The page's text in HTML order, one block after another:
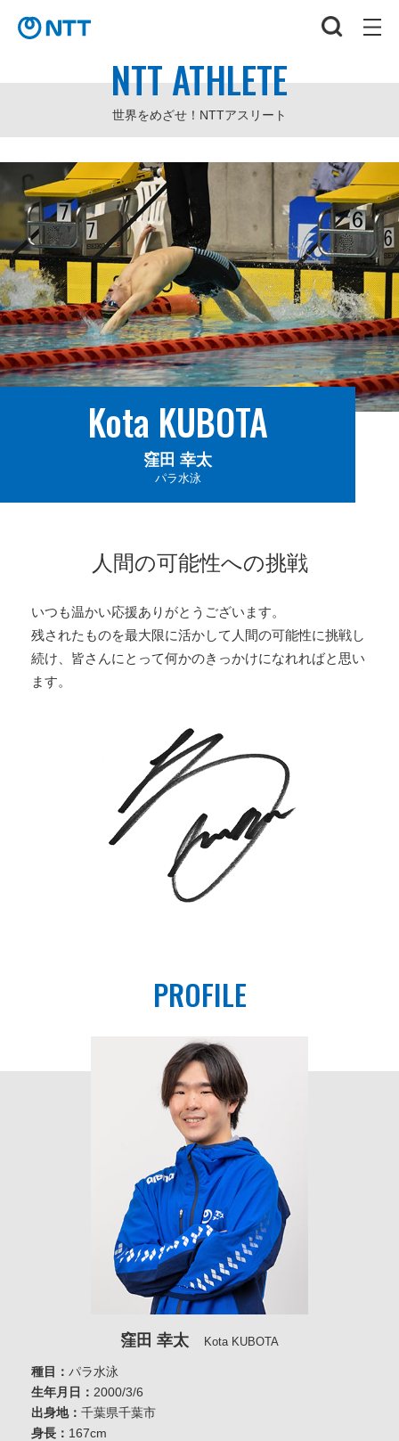
NTT ATHLETE
世界をめざせ！NTTアスリート
Kota KUBOTA
窪田 幸太
パラ水泳
人間の可能性への挑戦
いつも温かい応援ありがとうございます。
残されたものを最大限に活かして人間の可能性に挑戦し
続け、皆さんにとって何かのきっかけになれればと思い
ます。
PROFILE
窪田 幸太 Kota KUBOTA
種目： パラ水泳
生年月日： 2000/3/6
出身地： 千葉県千葉市
身長： 167cm